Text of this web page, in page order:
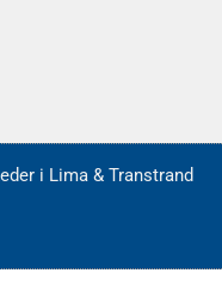
i Lima & Transtrand